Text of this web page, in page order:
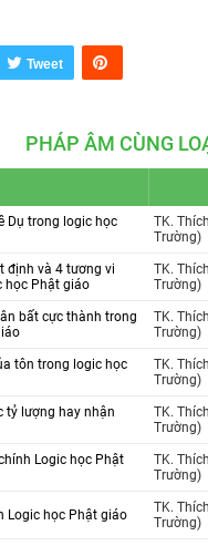
Tweet
PHÁP ÂM CÙNG
Dụ trong logic học
TK.
Trường)
định và 4 tương vi
học Phật giáo
TK.
Trường)
bất cực thành trong
TK.
Trường)
tôn trong logic học
TK.
Trường)
tỷ lượng hay nhận
TK.
Trường)
Logic học Phật
TK.
Trường)
Logic học Phật giáo
TK.
Trường)